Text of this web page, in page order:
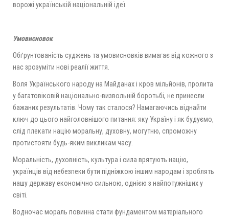
ворожі українській національній ідеї.
Умовисновок
Обґрунтованість суджень та умовисновків вимагає від кожного з
нас зрозуміти нові реалії життя.
Воля Українського народу на Майданах і кров мільйонів, пролита
у багатовіковій національно-визвольній боротьбі, не принесли
бажаних результатів. Чому так сталося? Намагаючись віднайти
ключ до цього найголовнішого питання: яку Україну і як будуємо,
слід плекати націю моральну, духовну, могутню, спроможну
протистояти будь-яким викликам часу.
Моральність, духовність, культура і сила врятують націю,
українців від небезпеки бути підніжкою іншим народам і зроблять
нашу державу економічно сильною, однією з найпотужніших у
світі.
Водночас мораль повинна стати фундаментом матеріального